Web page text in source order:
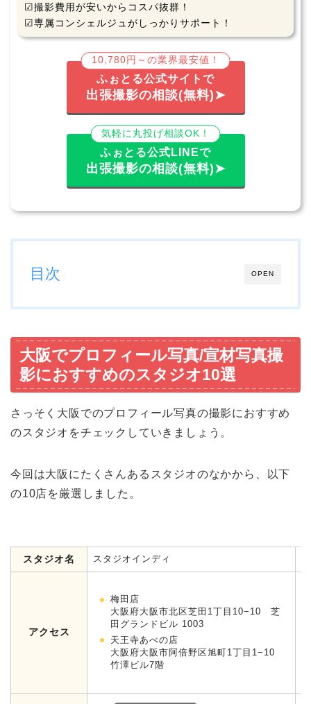
☑撮影費用が安いからコスパ抜群！
☑専属コンシェルジュがしっかりサポート！
10,780円～の業界最安値！
ふぉとる公式サイトで
出張撮影の相談(無料)➤
気軽に丸投げ相談OK！
ふぉとる公式LINEで
出張撮影の相談(無料)➤
OPEN
目次
大阪でプロフィール写真/宣材写真撮
影におすすめのスタジオ10選
さっそく大阪でのプロフィール写真の撮影におすすめ
のスタジオをチェックしていきましょう。
今回は大阪にたくさんあるスタジオのなかから、以下
の10店を厳選しました。
スタジオ名 スタジオインディ
アクセス
梅田店
大阪府大阪市北区芝田1丁目10−10 芝
田グランドビル 1003
天王寺あべの店
大阪府大阪市阿倍野区旭町1丁目1−10
竹澤ビル7階